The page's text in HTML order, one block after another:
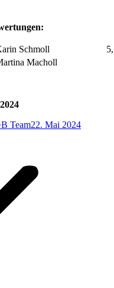
Schmoll
Macholl
Team22. Mai 2024